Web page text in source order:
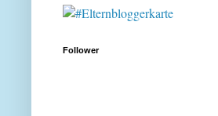
Follower